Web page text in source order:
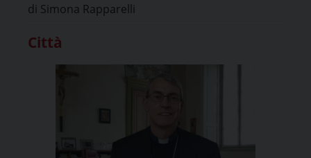
di Simona Rapparelli
Città